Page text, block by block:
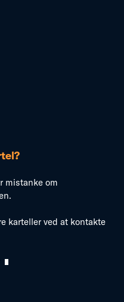
mistanke om
karteller ved at kontakte